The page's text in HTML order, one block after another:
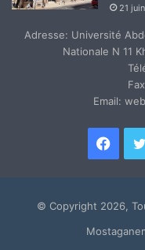
21
Adresse: Université
Nationale N 11
Email:
© Copyright 2026,